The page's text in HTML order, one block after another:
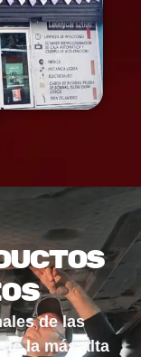
de las
la más alta